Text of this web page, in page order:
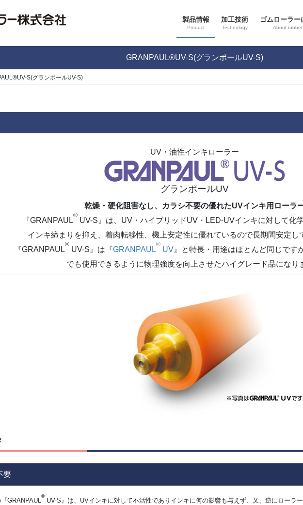
製品情報
Product
加工技術
Technology
ゴムローラー
About rubber
GRANPAUL®UV-S(グランポールUV-S)
S(グランポールUV-S)
UV・油性インキローラー
グランポールUV
乾燥・硬化阻害なし、カラシ不要の優れたUVインキ用ローラ
『GRANPAUL
®
UV-S』は、UV・ハイブリッドUV・LED-UVインキに対して化
インキ締まりを抑え、着肉転移性、機上安定性に優れているので長期間安定し
『GRANPAUL
®
UV-S』は『GRANPAUL
®
UV』と特長・用途はほとんど同じです
でも使用できるように物理強度を向上させたハイグレード品になり
要
GRANPAUL
®
UV-S』は、UVインキに対して不活性でありインキに何の影響も与えず、又、逆にローラ